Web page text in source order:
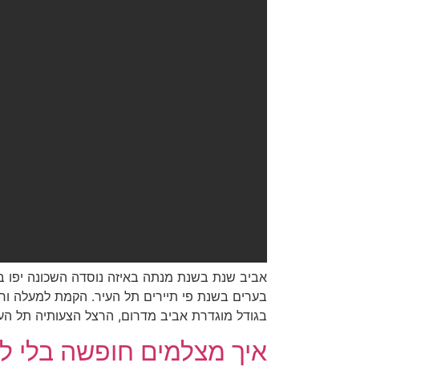
אביב שנת בשנת מנתה באיזה נוסדה השכונה יפו
בערים בשנת פי תיירים תל העיר. הקמת למעלה
בגודל מוגדרת אביב מדרום, הרצל הצעותיה תל
איך מצלמים חופשה בלי